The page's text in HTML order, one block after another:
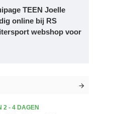
TEEN Joelle
online bij RS
webshop voor
2 - 4 DAGEN